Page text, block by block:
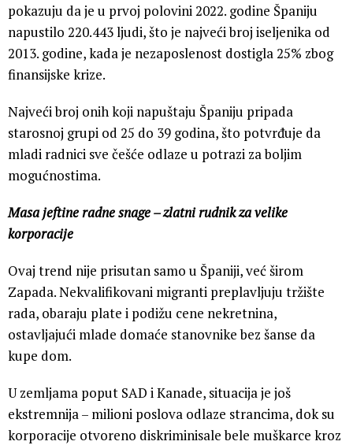
pokazuju da je u prvoj polovini 2022. godine Španiju
napustilo 220.443 ljudi, što je najveći broj iseljenika od
2013. godine, kada je nezaposlenost dostigla 25% zbog
finansijske krize.
Najveći broj onih koji napuštaju Španiju pripada
starosnoj grupi od 25 do 39 godina, što potvrđuje da
mladi radnici sve češće odlaze u potrazi za boljim
mogućnostima.
Masa jeftine radne snage – zlatni rudnik za velike
korporacije
Ovaj trend nije prisutan samo u Španiji, već širom
Zapada. Nekvalifikovani migranti preplavljuju tržište
rada, obaraju plate i podižu cene nekretnina,
ostavljajući mlade domaće stanovnike bez šanse da
kupe dom.
U zemljama poput SAD i Kanade, situacija je još
ekstremnija – milioni poslova odlaze strancima, dok su
korporacije otvoreno diskriminisale bele muškarce kroz